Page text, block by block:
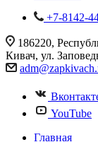
+7-8142-
186220,
Кивач, ул.
YouTube
Главная